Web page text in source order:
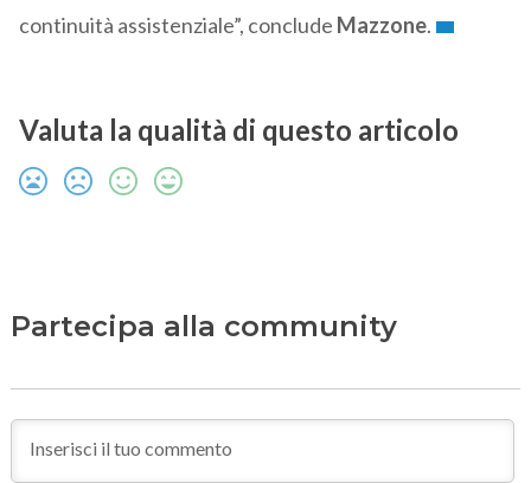
continuità assistenziale”, conclude Mazzone.
Valuta la qualità di questo articolo
Partecipa alla community